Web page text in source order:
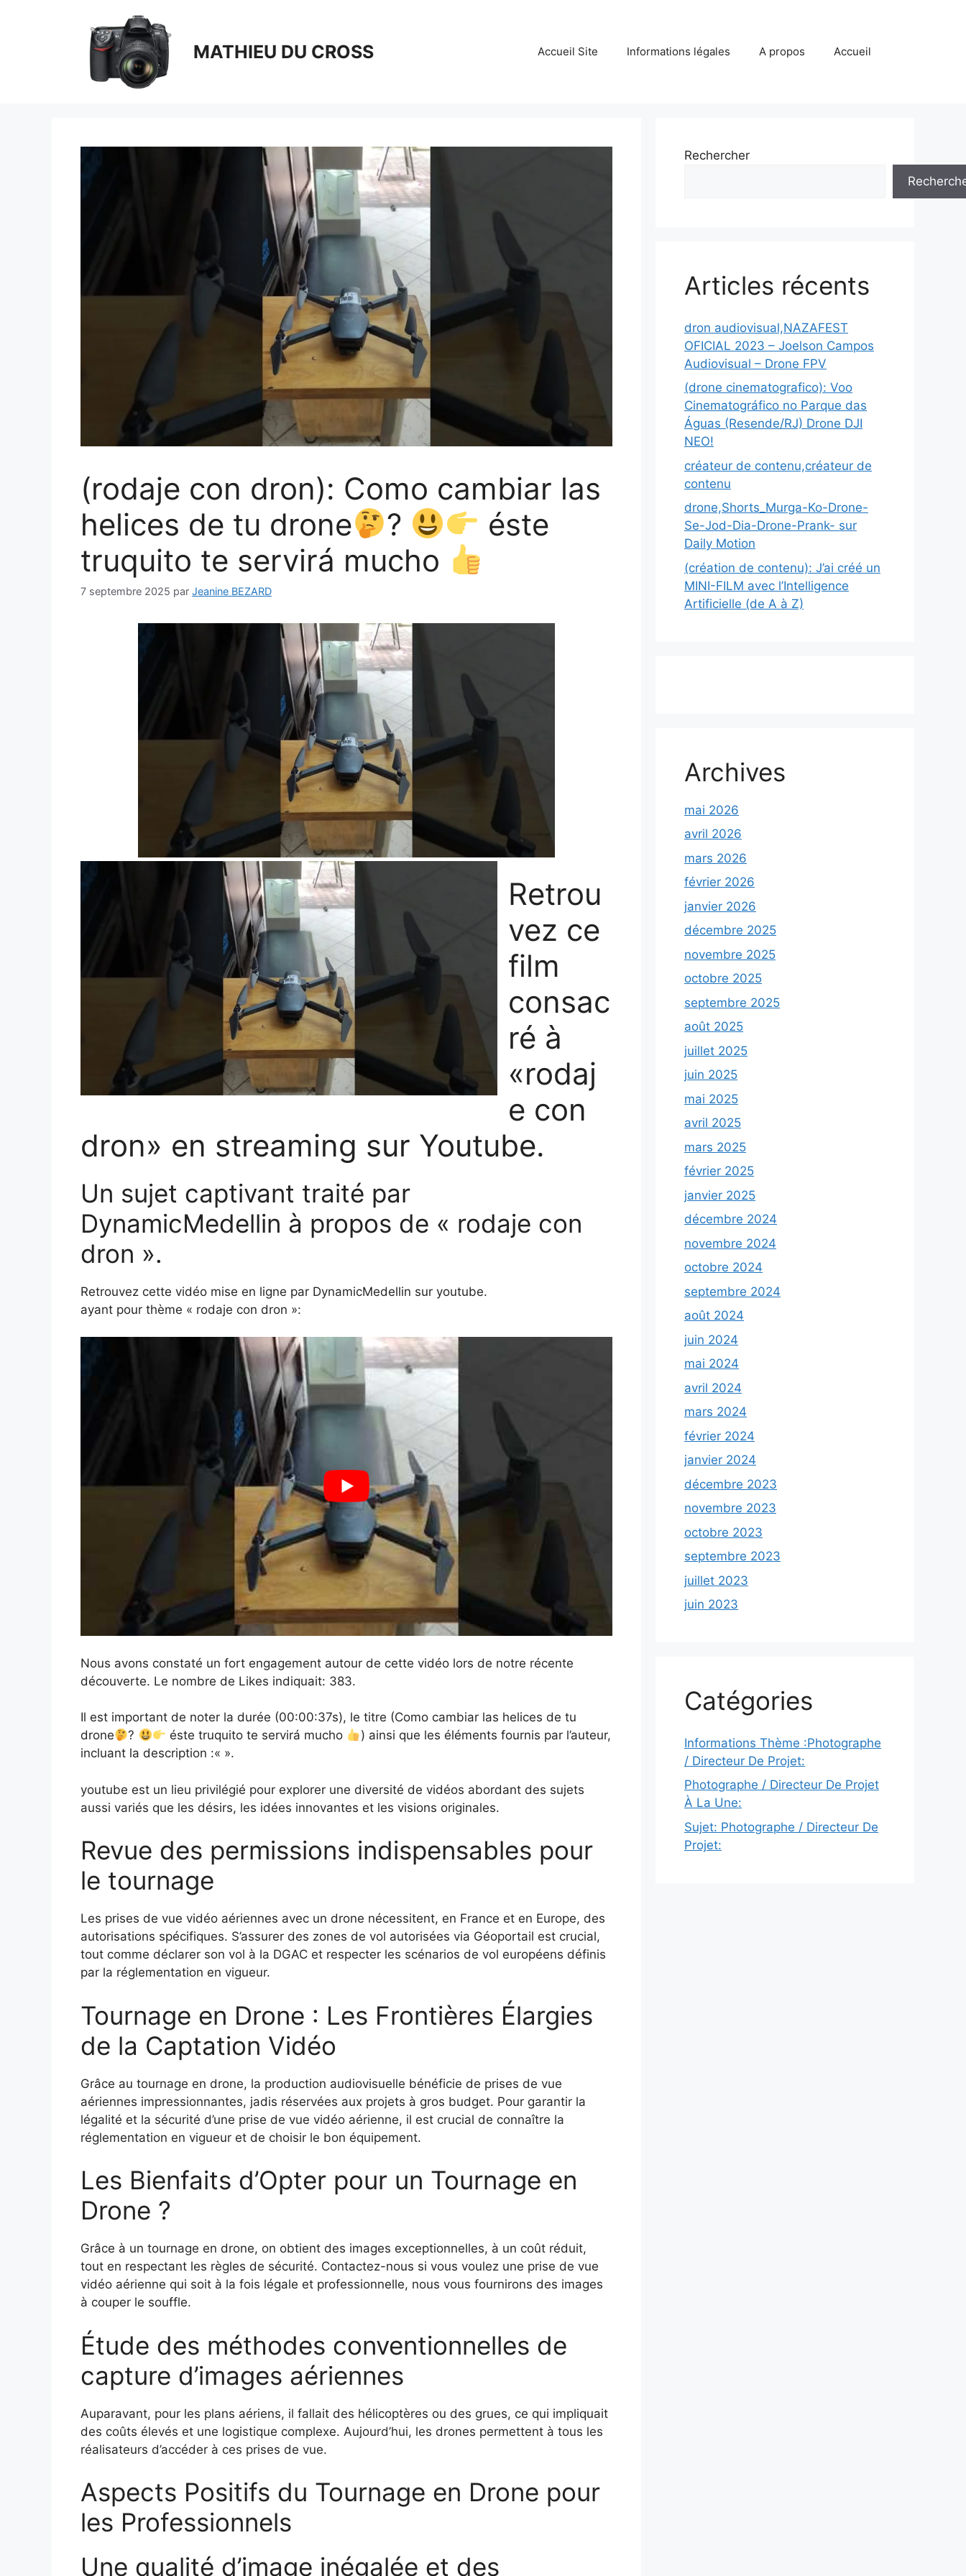
MATHIEU DU CROSS Accueil Site Informations légales A propos Accueil
(rodaje con dron): Como cambiar las
helices de tu drone
?
éste
truquito te servirá mucho
7 septembre 2025 par Jeanine BEZARD
Retrou
vez ce
film
consac
ré à
«rodaj
e con
dron» en streaming sur Youtube.
Un sujet captivant traité par
DynamicMedellin à propos de « rodaje con
dron ».
Retrouvez cette vidéo mise en ligne par DynamicMedellin sur youtube.
ayant pour thème « rodaje con dron »:
Nous avons constaté un fort engagement autour de cette vidéo lors de notre récente
découverte. Le nombre de Likes indiquait: 383.
Il est important de noter la durée (00:00:37s), le titre (Como cambiar las helices de tu
drone
? éste truquito te servirá mucho
) ainsi que les éléments fournis par l’auteur,
incluant la description :« ».
youtube est un lieu privilégié pour explorer une diversité de vidéos abordant des sujets
aussi variés que les désirs, les idées innovantes et les visions originales.
Revue des permissions indispensables pour
le tournage
Les prises de vue vidéo aériennes avec un drone nécessitent, en France et en Europe, des
autorisations spécifiques. S’assurer des zones de vol autorisées via Géoportail est crucial,
tout comme déclarer son vol à la DGAC et respecter les scénarios de vol européens définis
par la réglementation en vigueur.
Tournage en Drone : Les Frontières Élargies
de la Captation Vidéo
Grâce au tournage en drone, la production audiovisuelle bénéficie de prises de vue
aériennes impressionnantes, jadis réservées aux projets à gros budget. Pour garantir la
légalité et la sécurité d’une prise de vue vidéo aérienne, il est crucial de connaître la
réglementation en vigueur et de choisir le bon équipement.
Les Bienfaits d’Opter pour un Tournage en
Drone ?
Grâce à un tournage en drone, on obtient des images exceptionnelles, à un coût réduit,
tout en respectant les règles de sécurité. Contactez-nous si vous voulez une prise de vue
vidéo aérienne qui soit à la fois légale et professionnelle, nous vous fournirons des images
à couper le souffle.
Étude des méthodes conventionnelles de
capture d’images aériennes
Auparavant, pour les plans aériens, il fallait des hélicoptères ou des grues, ce qui impliquait
des coûts élevés et une logistique complexe. Aujourd’hui, les drones permettent à tous les
réalisateurs d’accéder à ces prises de vue.
Aspects Positifs du Tournage en Drone pour
les Professionnels
Une qualité d’image inégalée et des
Rechercher
Articles récents
dron audiovisual,NAZAFEST
OFICIAL 2023 – Joelson Campos
Audiovisual – Drone FPV
(drone cinematografico): Voo
Cinematográfico no Parque das
Águas (Resende/RJ) Drone DJI
NEO!
créateur de contenu,créateur de
contenu
drone,Shorts_Murga-Ko-Drone-
Se-Jod-Dia-Drone-Prank- sur
Daily Motion
(création de contenu): J’ai créé un
MINI-FILM avec l’Intelligence
Artificielle (de A à Z)
Archives
mai 2026
avril 2026
mars 2026
février 2026
janvier 2026
décembre 2025
novembre 2025
octobre 2025
septembre 2025
août 2025
juillet 2025
juin 2025
mai 2025
avril 2025
mars 2025
février 2025
janvier 2025
décembre 2024
novembre 2024
octobre 2024
septembre 2024
août 2024
juin 2024
mai 2024
avril 2024
mars 2024
février 2024
janvier 2024
décembre 2023
novembre 2023
octobre 2023
septembre 2023
juillet 2023
juin 2023
Catégories
Informations Thème :Photographe
/ Directeur De Projet:
Photographe / Directeur De Projet
À La Une:
Sujet: Photographe / Directeur De
Projet: